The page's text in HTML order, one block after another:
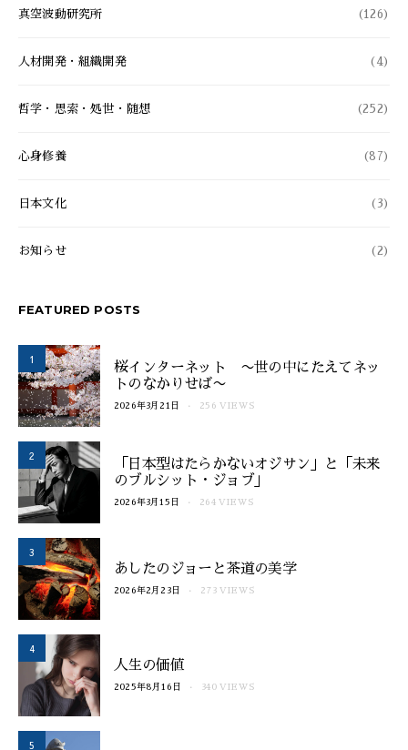
真空波動研究所 (126)
人材開発・組織開発 (4)
哲学・思索・処世・随想 (252)
心身修養 (87)
日本文化 (3)
お知らせ (2)
FEATURED POSTS
1
桜インターネット 〜世の中にたえてネッ
トのなかりせば〜
2026年3月21日 256 VIEWS
2
「日本型はたらかないオジサン」と「未来
のブルシット・ジョブ」
2026年3月15日 264 VIEWS
3
あしたのジョーと茶道の美学
2026年2月23日 273 VIEWS
4
人生の価値
2025年8月16日 340 VIEWS
5